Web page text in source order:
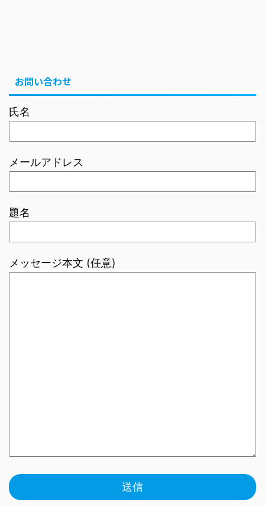
お問い合わせ
氏名
メールアドレス
題名
メッセージ本文 (任意)